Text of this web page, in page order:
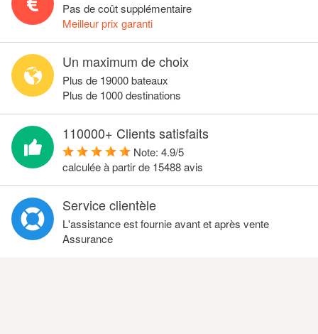
Pas de coût supplémentaire
Meilleur prix garanti
Un maximum de choix
Plus de 19000 bateaux
Plus de 1000 destinations
110000+ Clients satisfaits
Note: 4.9/5
calculée à partir de 15488avis
Service clientèle
L'assistance est fournie avant et après vente
Assurance